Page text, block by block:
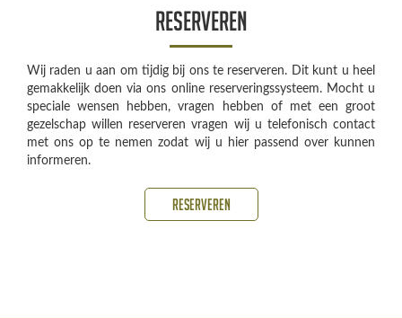
Reserveren
Wij raden u aan om tijdig bij ons te reserveren. Dit kunt u heel
gemakkelijk doen via ons online reserveringssysteem. Mocht u
speciale wensen hebben, vragen hebben of met een groot
gezelschap willen reserveren vragen wij u telefonisch contact
met ons op te nemen zodat wij u hier passend over kunnen
informeren.
Reserveren